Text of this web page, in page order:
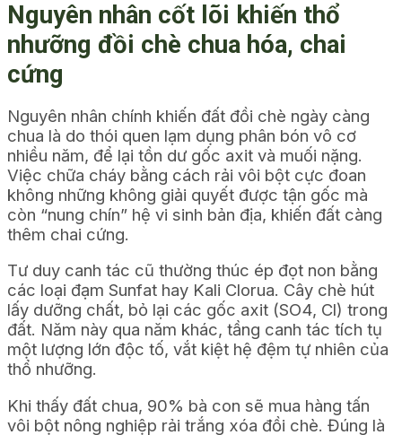
Nguyên nhân cốt lõi khiến thổ
nhưỡng đồi chè chua hóa, chai
cứng
Nguyên nhân chính khiến đất đồi chè ngày càng
chua là do thói quen lạm dụng phân bón vô cơ
nhiều năm, để lại tồn dư gốc axit và muối nặng.
Việc chữa cháy bằng cách rải vôi bột cực đoan
không những không giải quyết được tận gốc mà
còn “nung chín” hệ vi sinh bản địa, khiến đất càng
thêm chai cứng.
Tư duy canh tác cũ thường thúc ép đọt non bằng
các loại đạm Sunfat hay Kali Clorua. Cây chè hút
lấy dưỡng chất, bỏ lại các gốc axit (SO4, Cl) trong
đất. Năm này qua năm khác, tầng canh tác tích tụ
một lượng lớn độc tố, vắt kiệt hệ đệm tự nhiên của
thổ nhưỡng.
Khi thấy đất chua, 90% bà con sẽ mua hàng tấn
vôi bột nông nghiệp rải trắng xóa đồi chè. Đúng là